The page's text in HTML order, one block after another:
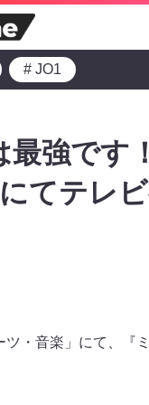
# JO1
強です
てテレ
・音楽」にて、『